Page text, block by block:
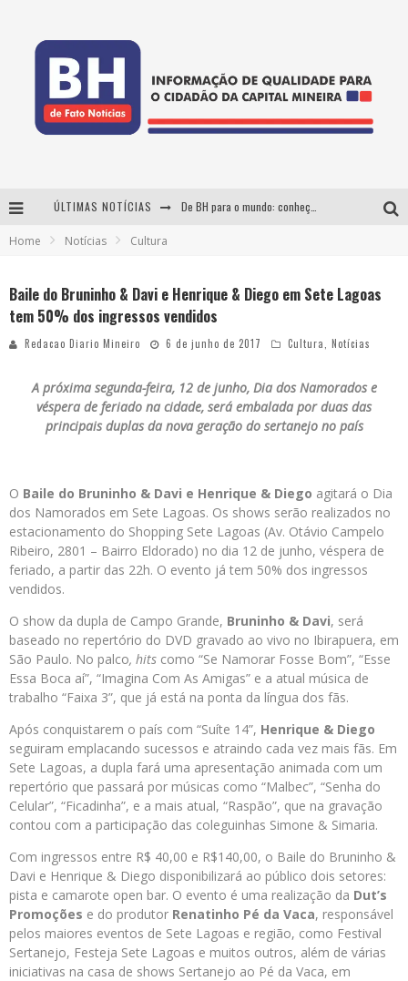
ÚLTIMAS NOTÍCIAS
Home Notícias Cultura
Baile do Bruninho & Davi e Henrique & Diego em Sete Lagoas
tem 50% dos ingressos vendidos
Redacao Diario Mineiro 6 de junho de 2017 Cultura Notícias
A próxima segunda-feira, 12 de junho, Dia dos Namorados e
véspera de feriado na cidade, será embalada por duas das
principais duplas da nova geração do sertanejo no país
O Baile do Bruninho & Davi e Henrique & Diego agitará o Dia
dos Namorados em Sete Lagoas. Os shows serão realizados no
estacionamento do Shopping Sete Lagoas (Av. Otávio Campelo
Ribeiro, 2801 – Bairro Eldorado) no dia 12 de junho, véspera de
feriado, a partir das 22h. O evento já tem 50% dos ingressos
vendidos.
O show da dupla de Campo Grande, Bruninho & Davi, será
baseado no repertório do DVD gravado ao vivo no Ibirapuera, em
São Paulo. No palco, hits como “Se Namorar Fosse Bom”, “Esse
Essa Boca aí”, “Imagina Com As Amigas” e a atual música de
trabalho “Faixa 3”, que já está na ponta da língua dos fãs.
Após conquistarem o país com “Suíte 14”, Henrique & Diego
seguiram emplacando sucessos e atraindo cada vez mais fãs. Em
Sete Lagoas, a dupla fará uma apresentação animada com um
repertório que passará por músicas como “Malbec”, “Senha do
Celular”, “Ficadinha”, e a mais atual, “Raspão”, que na gravação
contou com a participação das coleguinhas Simone & Simaria.
Com ingressos entre R$ 40,00 e R$140,00, o Baile do Bruninho &
Davi e Henrique & Diego disponibilizará ao público dois setores:
pista e camarote open bar. O evento é uma realização da Dut’s
Promoções e do produtor Renatinho Pé da Vaca, responsável
pelos maiores eventos de Sete Lagoas e região, como Festival
Sertanejo, Festeja Sete Lagoas e muitos outros, além de várias
iniciativas na casa de shows Sertanejo ao Pé da Vaca, em